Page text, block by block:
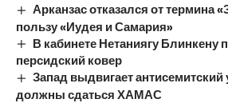
Арканзас отказался от термина
пользу «Иудея и Самария»
В кабинете Нетаниягу Блинкену
персидский ковер
Запад выдвигает
должны сдаться ХАМАС